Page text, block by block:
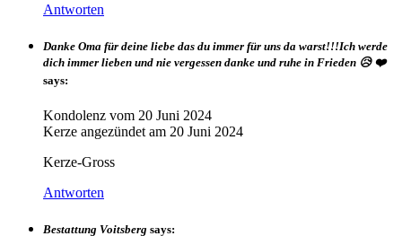
Antworten
Danke Oma für deine liebe das du immer für uns da warst!!!Ich werde
dich immer lieben und nie vergessen danke und ruhe in Frieden 😥 ❤️
says:
Kondolenz vom 20 Juni 2024
Kerze angezündet am 20 Juni 2024
Kerze-Gross
Antworten
Bestattung Voitsberg says: